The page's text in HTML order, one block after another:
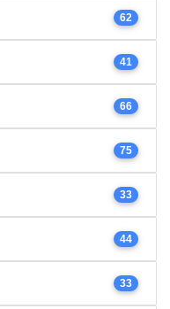
62
41
66
75
33
44
33